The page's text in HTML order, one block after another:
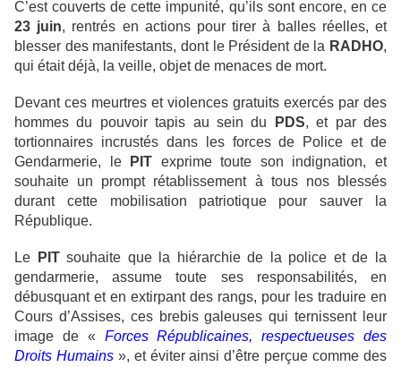
C’est couverts de cette impunité, qu’ils sont encore, en ce
23 juin, rentrés en actions pour tirer à balles réelles, et
blesser des manifestants, dont le Président de la RADHO,
qui était déjà, la veille, objet de menaces de mort.
Devant ces meurtres et violences gratuits exercés par des
hommes du pouvoir tapis au sein du
PDS, et par des
tortionnaires incrustés dans les forces de Police et de
Gendarmerie, le
PIT exprime toute son indignation, et
souhaite un prompt rétablissement à tous nos blessés
durant cette mobilisation patriotique pour sauver la
République.
Le PITsouhaite que la hiérarchie de la police et de la
gendarmerie, assume toute ses responsabilités, en
débusquant et en extirpant des rangs, pour les traduire en
Cours d’Assises, ces brebis galeuses qui ternissent leur
image de « Forces Républicaines, respectueuses des
Droits Humains », et éviter ainsi d’être perçue comme des